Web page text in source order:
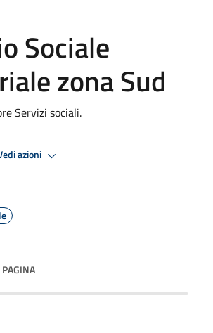
Sociale
zona Sud
Servizi sociali.
azioni